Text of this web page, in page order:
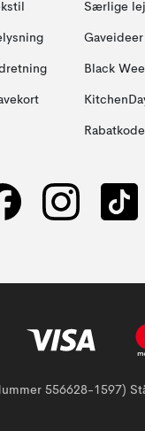
Særlige
Gaveideer
Black
556628-1597)